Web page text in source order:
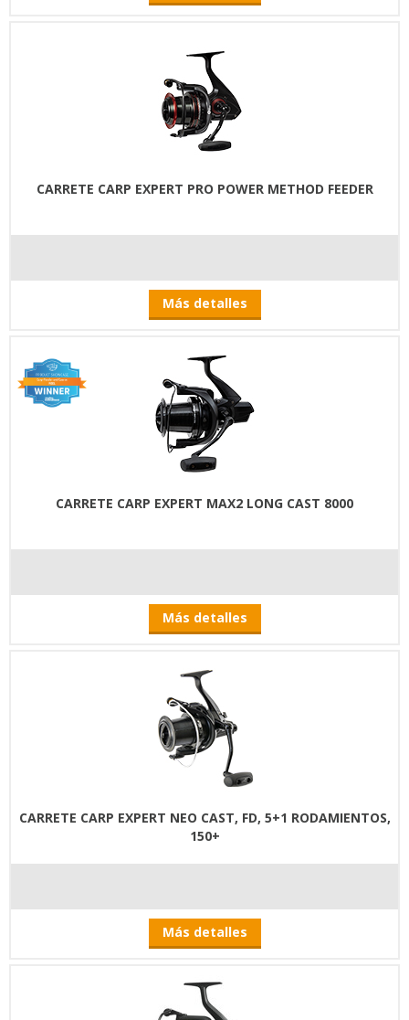
CARRETE CARP EXPERT PRO POWER METHOD FEEDER
Más detalles
CARRETE CARP EXPERT MAX2 LONG CAST 8000
Más detalles
CARRETE CARP EXPERT NEO CAST, FD, 5+1 RODAMIENTOS,
150+
Más detalles